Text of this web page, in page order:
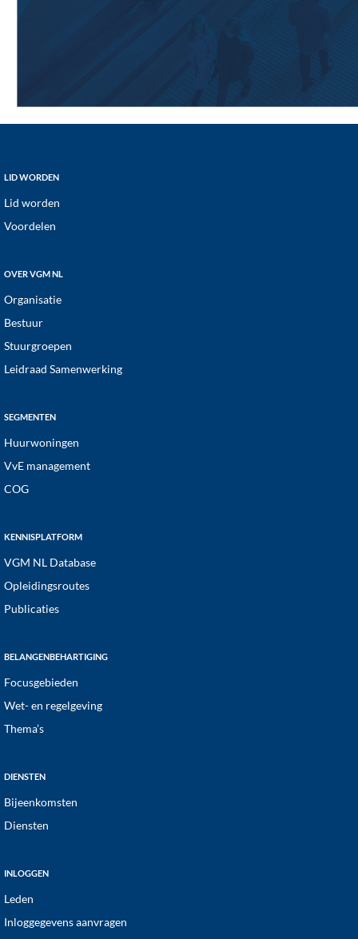
Footer
LID WORDEN
Lid worden
Voordelen
OVER VGM NL
Organisatie
Bestuur
Stuurgroepen
Leidraad Samenwerking
SEGMENTEN
Huurwoningen
VvE management
COG
KENNISPLATFORM
VGM NL Database
Opleidingsroutes
Publicaties
BELANGENBEHARTIGING
Focusgebieden
Wet- en regelgeving
Thema’s
DIENSTEN
Bijeenkomsten
Diensten
INLOGGEN
Leden
Inloggegevens aanvragen